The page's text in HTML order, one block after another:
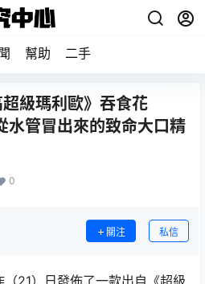
幫助 二手
級瑪利歐》吞食花
水管冒出來的致命大口精
0
關注 私信
21）日發佈了一款出自《超級